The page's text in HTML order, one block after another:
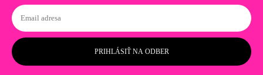
PRIHLÁSIŤ NA ODBER